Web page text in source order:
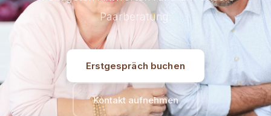
Paarberatung.
Erstgespräch buchen
Kontakt aufnehmen